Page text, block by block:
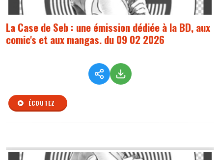
La Case de Seb : une émission dédiée à la BD, aux
comic's et aux mangas. du 09 02 2026
ÉCOUTEZ